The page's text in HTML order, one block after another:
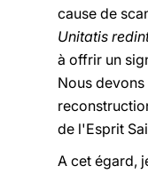
cause de
Unitatis
à offrir un
Nous
de l'Esprit
A cet égard,